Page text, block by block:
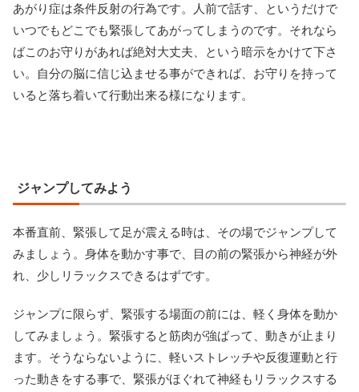
あがり症は条件反射の行為です。人前で話す、というだけで
いつでもどこでも緊張してあがってしまうのです。それなら
ばこのお守りがあれば絶対大丈夫、という暗示をかけて下さ
い。自分の脳に信じ込ませる事ができれば、お守りを持って
いると落ち着いて行動出来る様になります。
ジャンプしてみよう
本番直前、緊張して足が震える時は、その場でジャンプして
みましょう。身体を動かす事で、目の前の緊張から神経が外
れ、少しリラックスできるはずです。
ジャンプに限らず、緊張する場面の前には、軽く身体を動か
してみましょう。緊張すると筋肉が強ばって、動きが止まり
ます。そうならないように、軽いストレッチや反復運動と行
った動きをする事で、緊張がほぐれて神経もリラックスする